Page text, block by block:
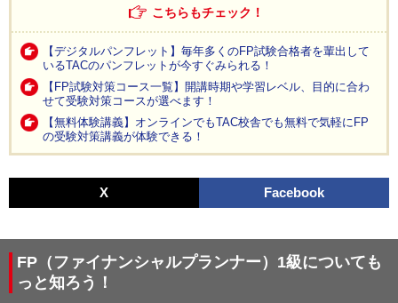
こちらもチェック！
【デジタルパンフレット】毎年多くのFP試験合格者を輩出して
いるTACのパンフレットが今すぐみられる！
【FP試験対策コース一覧】開講時期や学習レベル、目的に合わ
せて受験対策コースが選べます！
【無料体験講義】オンラインでもTAC校舎でも無料で気軽にFP
の受験対策講義が体験できる！
X Facebook
FP（ファイナンシャルプランナー）1級についても
っと知ろう！